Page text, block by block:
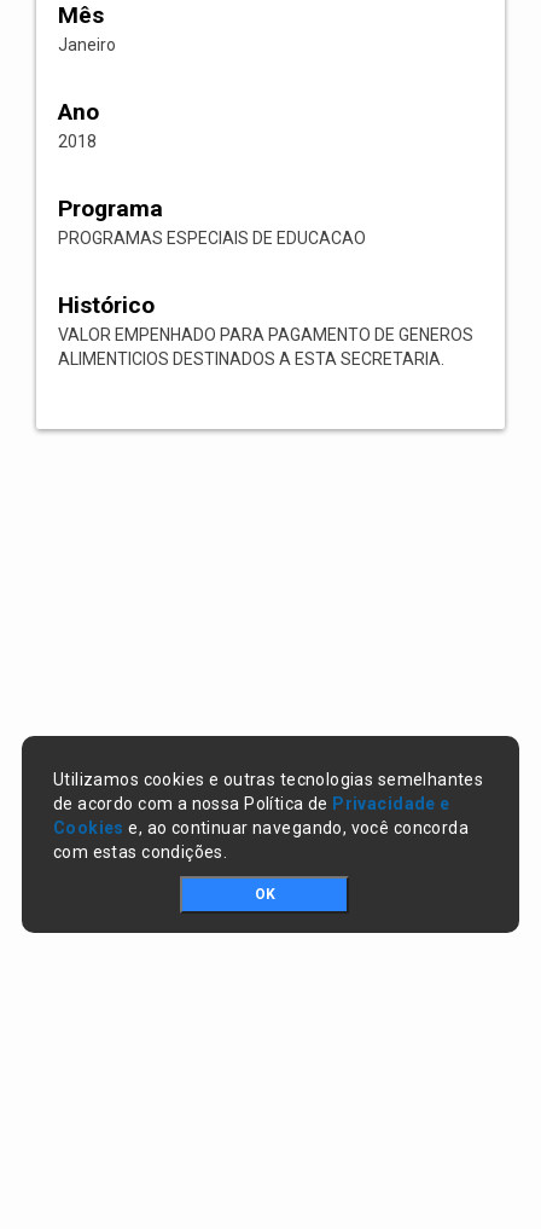
Mês
Janeiro
Ano
2018
Programa
PROGRAMAS ESPECIAIS DE EDUCACAO
Histórico
VALOR EMPENHADO PARA PAGAMENTO DE GENEROS
ALIMENTICIOS DESTINADOS A ESTA SECRETARIA.
Utilizamos cookies e outras tecnologias semelhantes
de acordo com a nossa Política de Privacidade e
Cookies e, ao continuar navegando, você concorda
com estas condições.
OK